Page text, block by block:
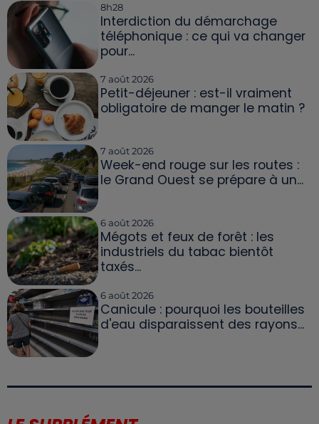
8h28
Interdiction du démarchage
téléphonique : ce qui va changer
pour...
7 août 2026
Petit-déjeuner : est-il vraiment
obligatoire de manger le matin ?
7 août 2026
Week-end rouge sur les routes :
le Grand Ouest se prépare à un...
6 août 2026
Mégots et feux de forêt : les
industriels du tabac bientôt
taxés...
6 août 2026
Canicule : pourquoi les bouteilles
d'eau disparaissent des rayons...